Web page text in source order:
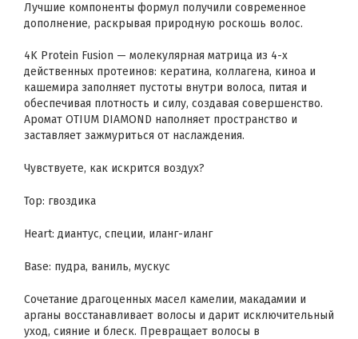
Лучшие компоненты формул получили современное
дополнение, раскрывая природную роскошь волос.
4K Protein Fusion — молекулярная матрица из 4-х
действенных протеинов: кератина, коллагена, киноа и
кашемира заполняет пустоты внутри волоса, питая и
обеспечивая плотность и силу, создавая совершенство.
Аромат OTIUM DIAMOND наполняет пространство и
заставляет зажмуриться от наслаждения.
Чувствуете, как искрится воздух?
Top: гвоздика
Heart: диантус, специи, иланг-иланг
Base: пудра, ваниль, мускус
Сочетание драгоценных масел камелии, макадамии и
арганы восстанавливает волосы и дарит исключительный
уход, сияние и блеск. Превращает волосы в